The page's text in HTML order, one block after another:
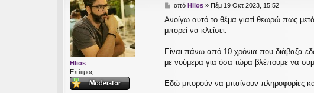
Hlios
Επίτιμος
Δ
μ
ο
ί
υ
η
από Hlios» Πέμ 19 Οκτ 2023, 15:52
Ανοίγω αυτό το θέμα γιατί θεωρώ πως
μπορεί να κλείσει.
Είναι πάνω από 10 χρόνια που διάβαζα
με νούμερα για όσα τώρα βλέπουμε να
Εδώ μπορούν να μπαίνουν πληροφορίες